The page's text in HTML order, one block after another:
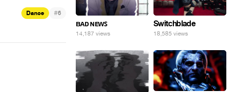
Dance #6
ʙᴀᴅ ɴᴇᴡꜱ
14,187 views
Switchblade
18,585 views